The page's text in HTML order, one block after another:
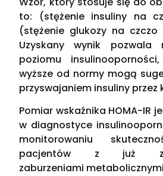
to: (stężenie insuliny na
(stężenie glukozy na
Uzyskany wynik pozwala
poziomu
wyższe od normy mogą
przyswajaniem insuliny przez
Pomiar wskaźnika HOMA-IR
w diagnostyce
monitorowaniu
pacjentów z już
zaburzeniami